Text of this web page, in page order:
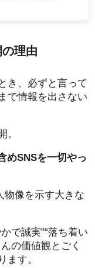
理由
き、必ずと言って
で情報を出さない
。
めSNSを一切やっ
物像を示す大きな
で誠実”“落ち着い
の価値観とごく
ます。